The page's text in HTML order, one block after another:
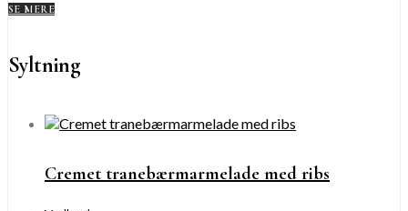
SE MERE
Syltning
Cremet tranebærmarmelade med ribs